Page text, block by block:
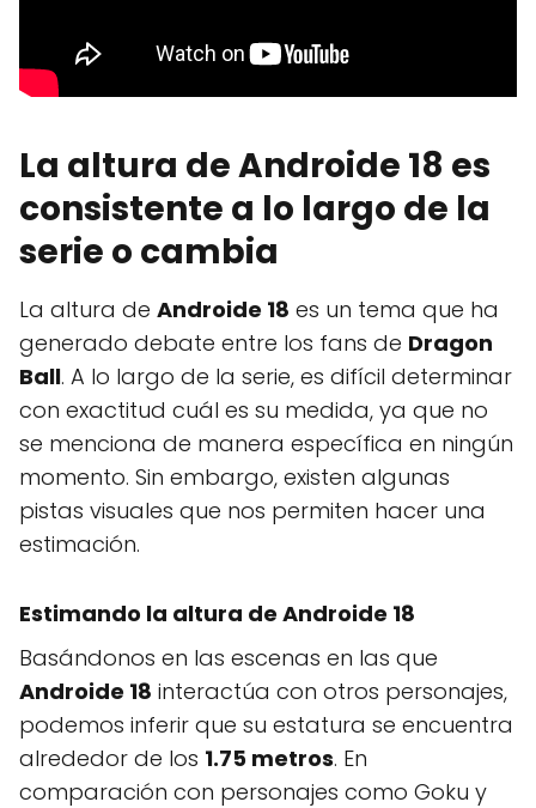
La altura de Androide 18 es
consistente a lo largo de la
serie o cambia
La altura de Androide 18 es un tema que ha
generado debate entre los fans de Dragon
Ball. A lo largo de la serie, es difícil determinar
con exactitud cuál es su medida, ya que no
se menciona de manera específica en ningún
momento. Sin embargo, existen algunas
pistas visuales que nos permiten hacer una
estimación.
Estimando la altura de Androide 18
Basándonos en las escenas en las que
Androide 18 interactúa con otros personajes,
podemos inferir que su estatura se encuentra
alrededor de los 1.75 metros. En
comparación con personajes como Goku y